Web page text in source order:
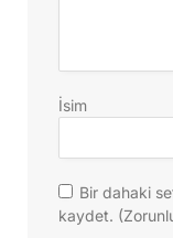
İsim
Bir dahaki
kaydet.